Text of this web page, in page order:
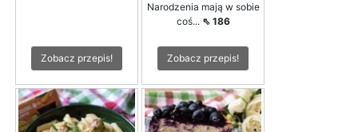
Zobacz przepis!
Narodzenia mają w sobie
coś... ⇖ 186
Zobacz przepis!